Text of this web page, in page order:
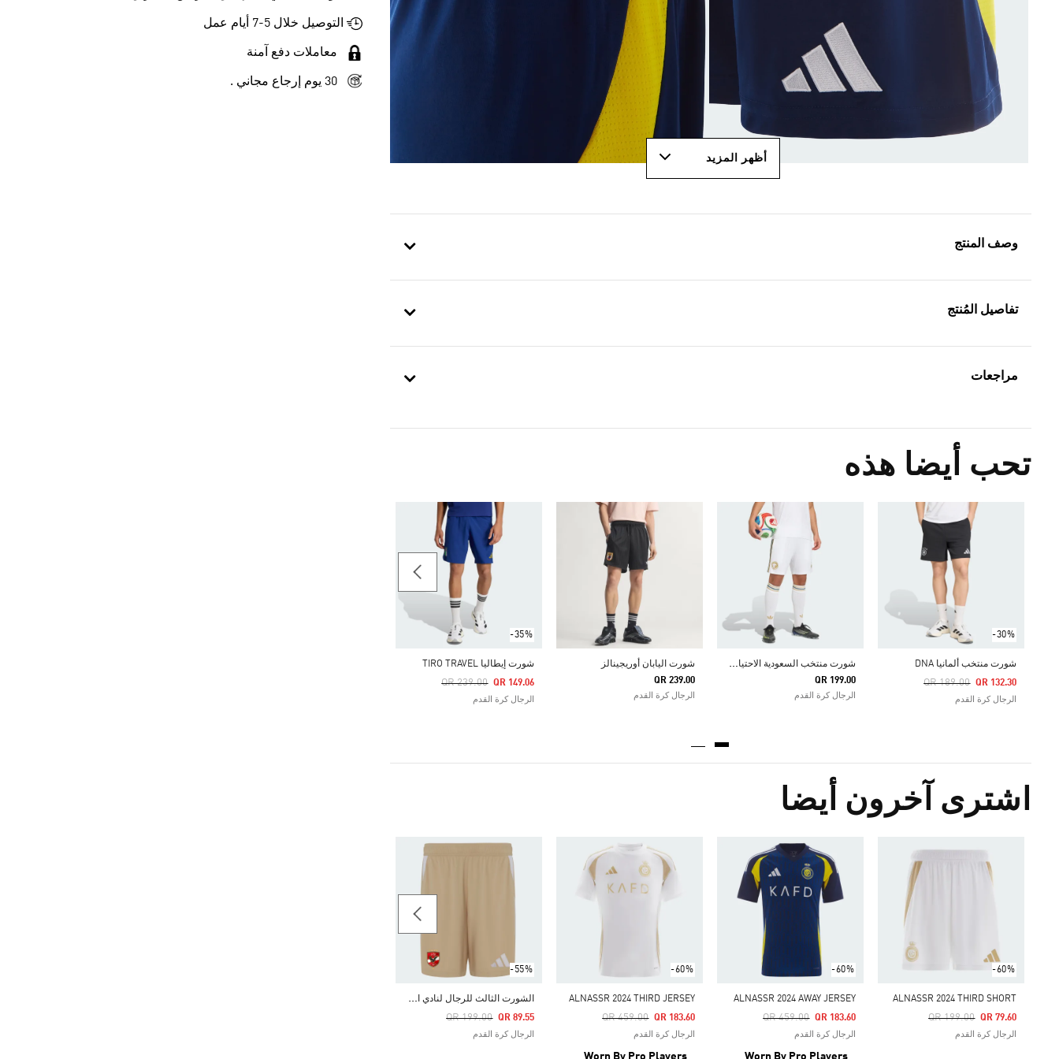
أظهر المزيد
وصف المنتج
تفاصيل المُنتج
مراجعات
تحب أيضا هذه
-30%
شورت منتخب ألمانيا DNA
Price Reduced From
QR 189.00
To QR 132.30
الرجال كرة القدم
ش
ورت منتخب السعودية الاحتياطي لعام 2026
QR 199.00
الرجال كرة القدم
شورت اليابان أوريجينالز
QR 239.00
الرجال كرة القدم
-35%
شورت إيطاليا TIRO TRAVEL
Price Reduced From
QR 239.00
To QR 149.06
الرجال كرة القدم
اشترى آخرون أيضا
-60%
ALNASSR 2024 THIRD SHORT
Price Reduced From
QR 199.00
To QR 79.60
الرجال كرة القدم
-60%
ALNASSR 2024 AWAY JERSEY
Price Reduced From
QR 459.00
To QR 183.60
الرجال كرة القدم
Worn By Pro Players
-60%
ALNASSR 2024 THIRD JERSEY
Price Reduced From
QR 459.00
To QR 183.60
الرجال كرة القدم
Worn By Pro Players
-55%
ا
لشورت الثالث للرجال لنادي الأهلي لكرة القدم لعام 2024
Price Reduced From
QR 199.00
To QR 89.55
الرجال كرة القدم
Price Reduced From
To
التوصيل خلال 5-7 أيام عمل
معاملات دفع آمنة
30 يوم إرجاع مجاني .